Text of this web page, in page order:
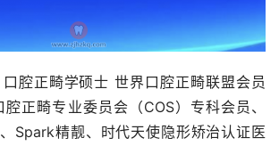
腔正畸学硕士 世界口腔正畸联盟会员
腔正畸专业委员会（COS）专科会员、
Spark精靓、时代天使隐形矫治认证医